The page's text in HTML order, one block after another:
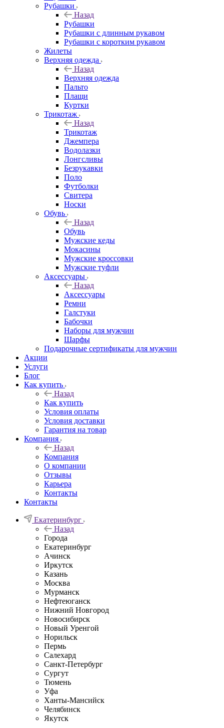
Рубашки
Назад
Рубашки
Рубашки с длинным рукавом
Рубашки с коротким рукавом
Жилеты
Верхняя одежда
Назад
Верхняя одежда
Пальто
Плащи
Куртки
Трикотаж
Назад
Трикотаж
Джемпера
Водолазки
Лонгсливы
Безрукавки
Поло
Футболки
Свитера
Носки
Обувь
Назад
Обувь
Мужские кеды
Мокасины
Мужские кроссовки
Мужские туфли
Аксессуары
Назад
Аксессуары
Ремни
Галстуки
Бабочки
Наборы для мужчин
Шарфы
Подарочные сертификаты для мужчин
Акции
Услуги
Блог
Как купить
Назад
Как купить
Условия оплаты
Условия доставки
Гарантия на товар
Компания
Назад
Компания
О компании
Отзывы
Карьера
Контакты
Контакты
Екатеринбург
Назад
Города
Екатеринбург
Ачинск
Иркутск
Казань
Москва
Мурманск
Нефтеюганск
Нижний Новгород
Новосибирск
Новый Уренгой
Норильск
Пермь
Салехард
Санкт-Петербург
Сургут
Тюмень
Уфа
Ханты-Мансийск
Челябинск
Якутск